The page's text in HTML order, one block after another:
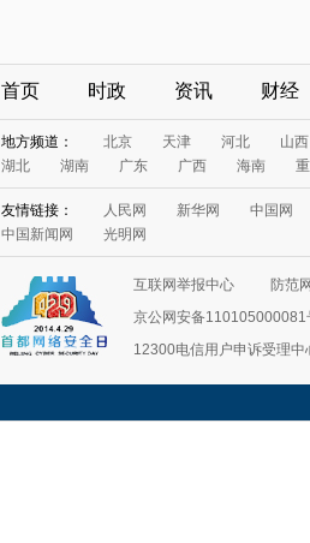
首页 时政 资讯 财经
地方频道： 北京 天津 河北
山西
湖北
湖南 广东 广西 海南
友情链接： 人民网 新华网
中国网
中国新闻网
光明网
互联网举报中心
防范
京公网安备110105000081
12300电信用户申诉受理中